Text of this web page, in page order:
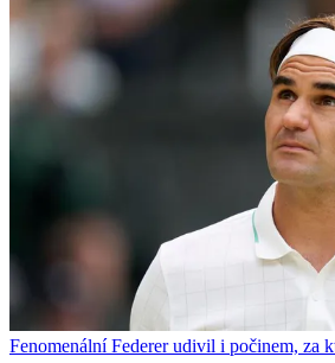
Fenomenální Federer udivil i počinem, za